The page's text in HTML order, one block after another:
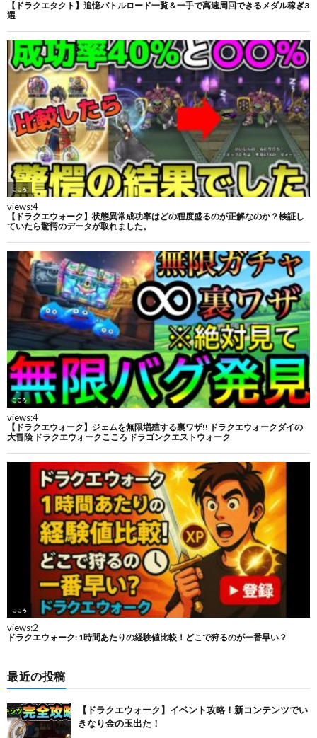
最近の投稿
【ドラクエウォーク】イベント攻略！新コンテンツでい
きなり金の玉出た！